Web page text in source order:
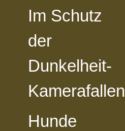
Im Schutz
der
Dunkelheit-
Kamerafallen
Hunde